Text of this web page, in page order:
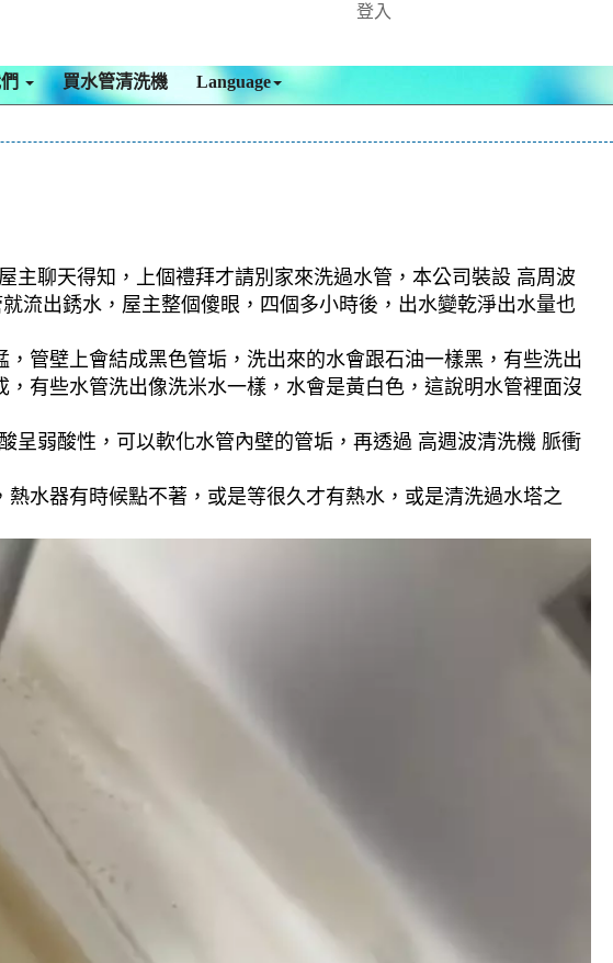
登入
買水管清洗機 Language
主聊天得知，上個禮拜才請別家來洗過水管，本公司裝設 高周波
流出銹水，屋主整個傻眼，四個多小時後，出水變乾淨出水量也
管壁上會結成黑色管垢，洗出來的水會跟石油一樣黑，有些洗出
有些水管洗出像洗米水一樣，水會是黃白色，這說明水管裡面沒
呈弱酸性，可以軟化水管內壁的管垢，再透過 高週波清洗機 脈衝
水器有時候點不著，或是等很久才有熱水，或是清洗過水塔之